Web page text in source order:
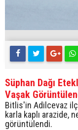
Süphan Dağı
Vaşak
Bitlis'in Adilcevaz
karla kaplı arazide,
görüntülendi.